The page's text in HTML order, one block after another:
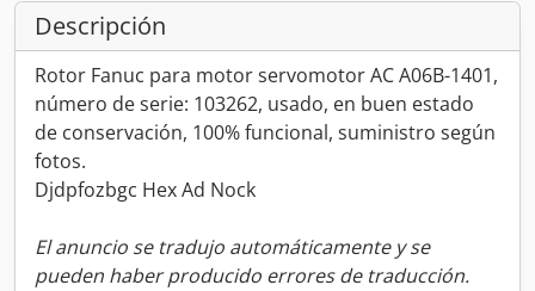
Descripción
Rotor Fanuc para motor servomotor AC A06B-1401,
número de serie: 103262, usado, en buen estado
de conservación, 100% funcional, suministro según
fotos.
Djdpfozbgc Hex Ad Nock
El anuncio se tradujo automáticamente y se
pueden haber producido errores de traducción.